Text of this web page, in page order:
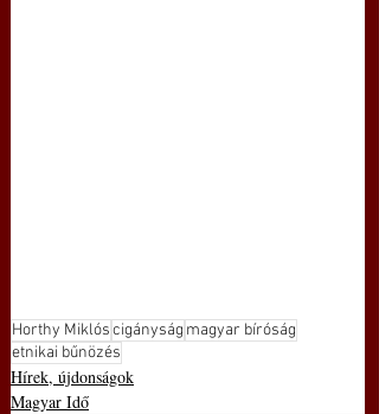
Horthy Miklóscigányság magyar bíróság
etnikai bűnözés
Hírek, újdonságok
Magyar Idő